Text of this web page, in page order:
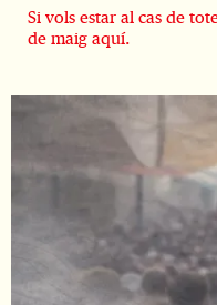
Si vols estar al cas de
de maig aquí.